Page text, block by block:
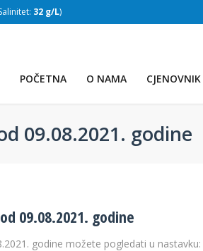
32 g/L)
POČETNA O NAMA CJENOVNIK
09.08.2021. godine
09.08.2021. godine
godine možete pogledati u nastavku: